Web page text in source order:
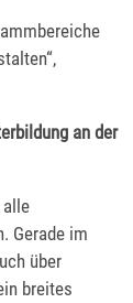
an der
alle
Gerade im
über
breites